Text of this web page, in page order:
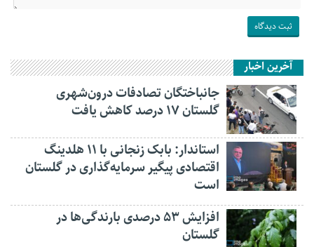
آخرین اخبار
جانباختگان تصادفات درون‌شهری
گلستان ۱۷ درصد کاهش یافت
استاندار: بابک زنجانی با ۱۱ هلدینگ
اقتصادی پیگیر سرمایه‌گذاری در گلستان
است
افزایش ۵۳ درصدی بارندگی‌ها در
گلستان